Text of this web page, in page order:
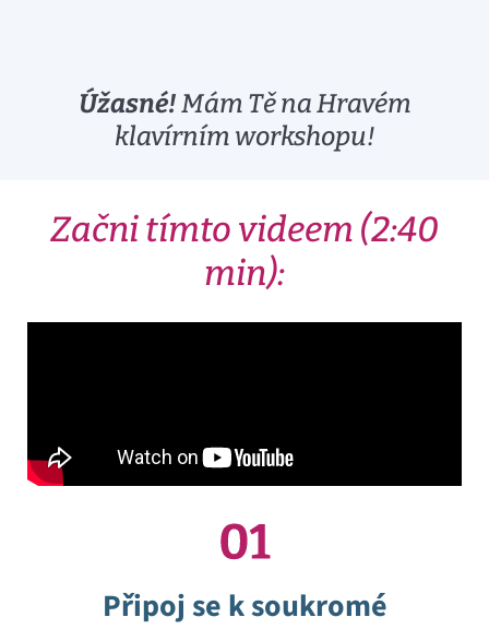
Úžasné!Mám Tě na Hravém
klavírním workshopu!
Začni tímto videem (2:40
min):
Připoj se k soukromé